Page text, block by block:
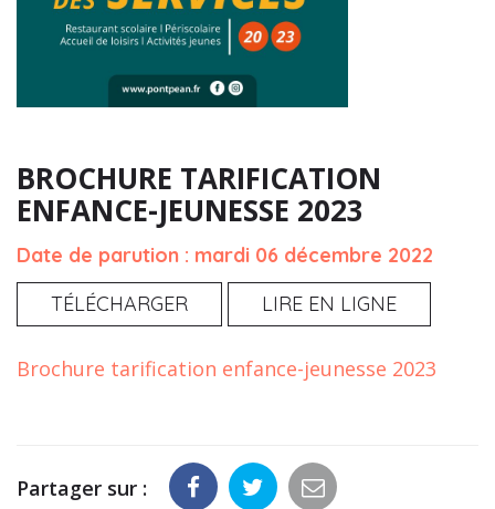
BROCHURE TARIFICATION
ENFANCE-JEUNESSE 2023
Date de parution : mardi 06 décembre 2022
TÉLÉCHARGER
LIRE EN LIGNE
Brochure tarification enfance-jeunesse 2023
Partager sur :